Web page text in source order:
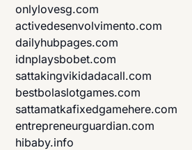
onlylovesg.com
activedesenvolvimento.com
dailyhubpages.com
idnplaysbobet.com
sattakingvikidadacall.com
bestbolaslotgames.com
sattamatkafixedgamehere.com
entrepreneurguardian.com
hibaby.info